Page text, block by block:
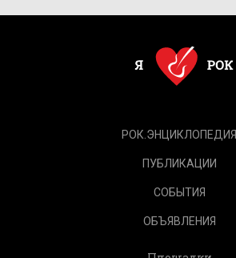
РОК.ЭНЦИКЛОПЕДИЯ
ПУБЛИКАЦИИ
СОБЫТИЯ
ОБЪЯВЛЕНИЯ